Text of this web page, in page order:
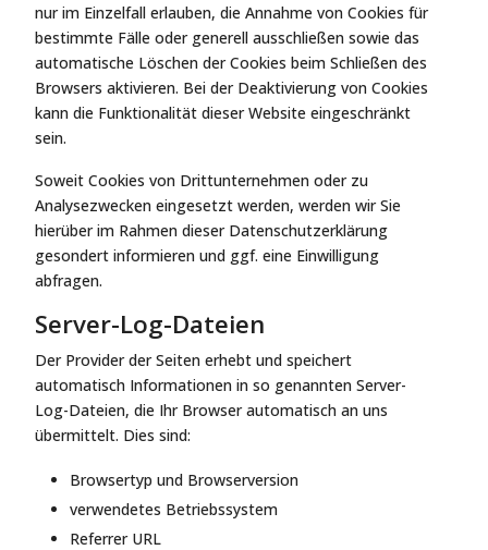
nur im Einzelfall erlauben, die Annahme von Cookies für
bestimmte Fälle oder generell ausschließen sowie das
automatische Löschen der Cookies beim Schließen des
Browsers aktivieren. Bei der Deaktivierung von Cookies
kann die Funktionalität dieser Website eingeschränkt
sein.
Soweit Cookies von Drittunternehmen oder zu
Analysezwecken eingesetzt werden, werden wir Sie
hierüber im Rahmen dieser Datenschutzerklärung
gesondert informieren und ggf. eine Einwilligung
abfragen.
Server-Log-Dateien
Der Provider der Seiten erhebt und speichert
automatisch Informationen in so genannten Server-
Log-Dateien, die Ihr Browser automatisch an uns
übermittelt. Dies sind:
Browsertyp und Browserversion
verwendetes Betriebssystem
Referrer URL